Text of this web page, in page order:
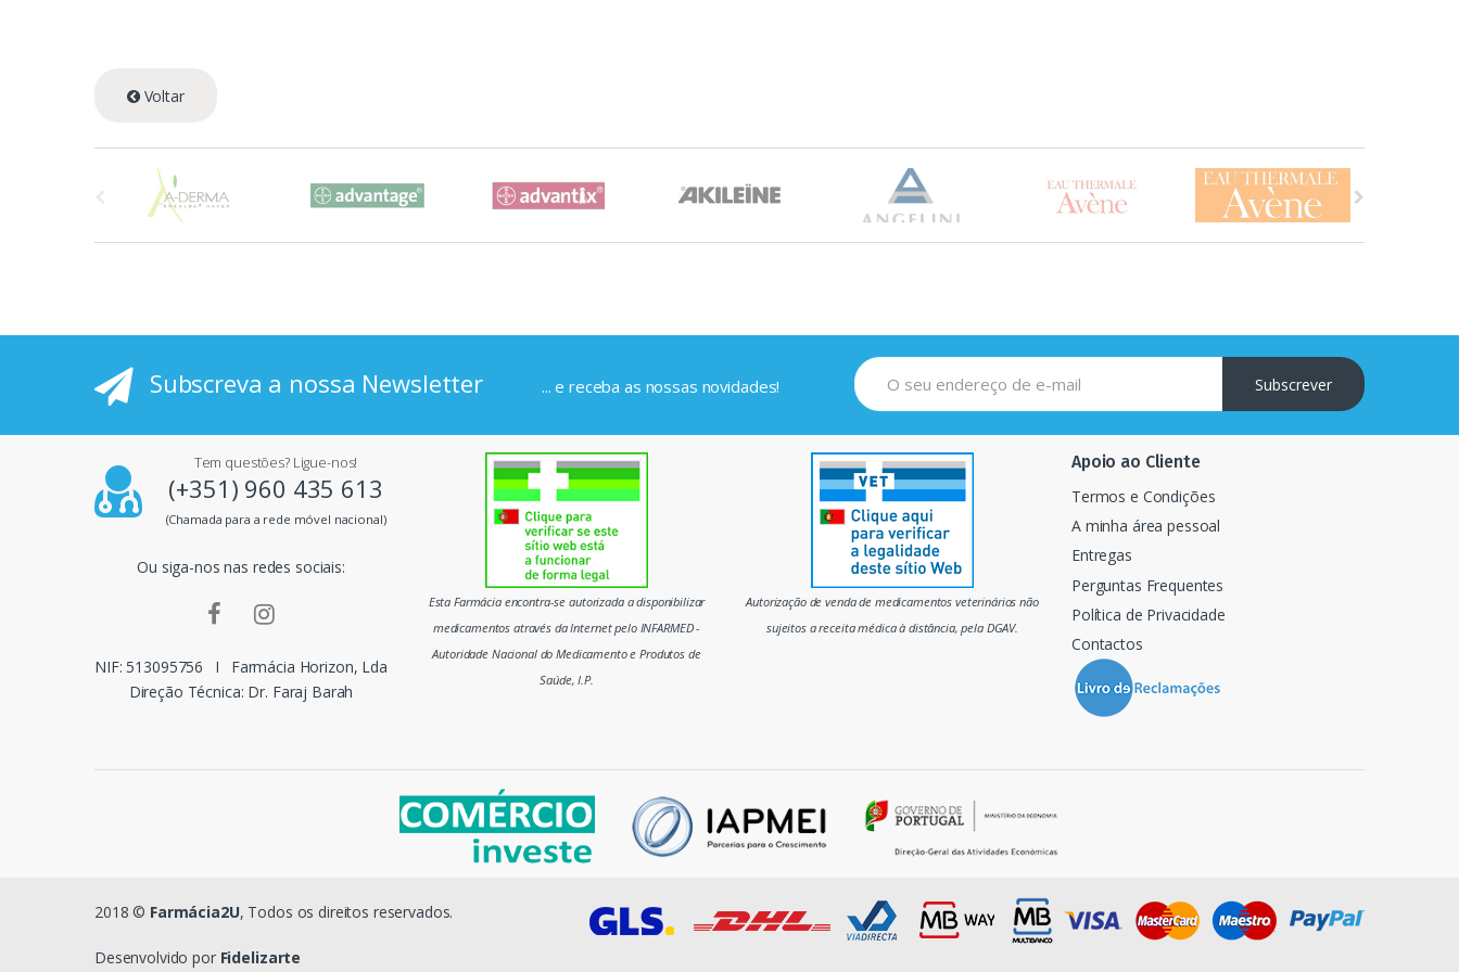
Voltar
i
c
Subscreva a nossa Newsletter ... e receba as nossas novidades! Subscrever
Tem questões? Ligue-nos!
(+351) 960 435 613
(Chamada para a rede móvel nacional)
Ou siga-nos nas redes sociais:
NIF: 513095756 I
Farmácia Horizon, Lda
Direção Técnica: Dr. Faraj Barah
Esta Farmácia encontra-se autorizada a disponibilizar
medicamentos através da Internet pelo INFARMED -
Autoridade Nacional do Medicamento e Produtos de
Saúde, I.P.
Autorização de venda de medicamentos veterinários não
sujeitos a receita médica à distância, pela DGAV.
Apoio ao Cliente
Termos e Condições
A minha área pessoal
Entregas
Perguntas Frequentes
Política de Privacidade
Contactos
2018 © Farmácia2U, Todos os direitos reservados.
Desenvolvido por Fidelizarte